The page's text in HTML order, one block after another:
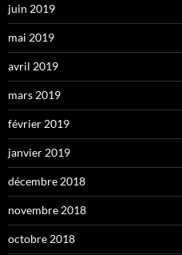
juin 2019
mai 2019
avril 2019
mars 2019
février 2019
janvier 2019
décembre 2018
novembre 2018
octobre 2018